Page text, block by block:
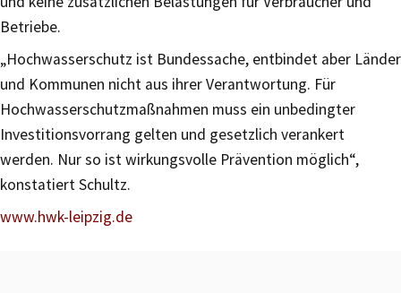
Betriebe.
„Hochwasserschutz ist Bundessache, entbindet aber Länder
und Kommunen nicht aus ihrer Verantwortung. Für
Hochwasserschutzmaßnahmen muss ein unbedingter
Investitionsvorrang gelten und gesetzlich verankert
werden. Nur so ist wirkungsvolle Prävention möglich“,
konstatiert Schultz.
www.hwk-leipzig.de